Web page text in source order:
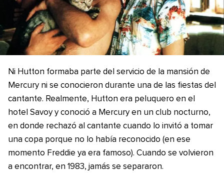
Ni Hutton formaba parte del servicio de la mansión de
Mercury ni se conocieron durante una de las fiestas del
cantante. Realmente, Hutton era peluquero en el
hotel Savoy y conoció a Mercury en un club nocturno,
en donde rechazó al cantante cuando lo invitó a tomar
una copa porque no lo había reconocido (en ese
momento Freddie ya era famoso). Cuando se volvieron
a encontrar, en 1983, jamás se separaron.